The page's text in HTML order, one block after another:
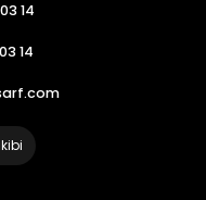
14
14